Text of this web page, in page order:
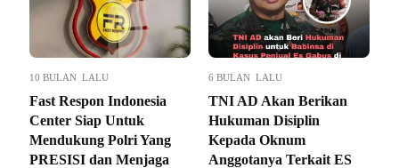
10 BULAN LALU
Fast Respon Indonesia
Center Siap Untuk
Mendukung Polri Yang
PRESISI dan Menjaga
6 BULAN LALU
TNI AD Akan Berikan
Hukuman Disiplin
Kepada Oknum
Anggotanya Terkait ES